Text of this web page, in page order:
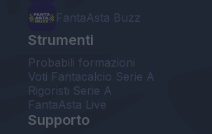
FantaAsta Buzz
Strumenti
Probabili formazioni
Voti Fantacalcio Serie A
Rigoristi Serie A
FantaAsta Live
Supporto